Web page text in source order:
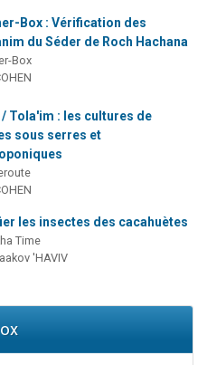
Box : Vérification des
du Séder de Roch Hachana
Box
Tola'im : les cultures de
sous serres et
les insectes des cacahuètes
Time
'HAVIV